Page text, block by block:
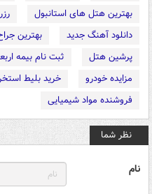
بهترین هتل های استانبول
دانلود آهنگ جدید
بهترین
پرشین هتل
ثبت نام بیمه
مزایده خودرو
خرید بلیط
فروشنده مواد شیمیایی
نظر شما
نام